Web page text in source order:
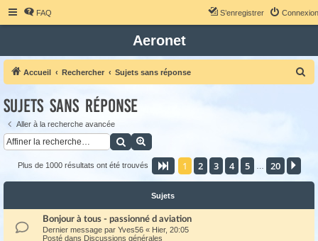
FAQ Connexion
S’enregistrer
Aeronet
Accueil Rechercher Sujets sans réponse
e
Sujets sans réponse
Aller à la recherche avancée
Rechercher
Plus de 1000 résultats ont été trouvés Page 1sur20
1 2 3 4 5 20
Sujets
Bonjour à tous - passionné d aviation
Dernier message par Yves56 « Hier, 20:05
Posté dans Discussions générales